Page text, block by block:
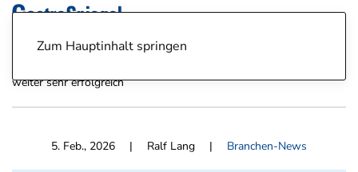
Zum Hauptinhalt springen
weiter sehr erfolgreich
5. Feb., 2026 | Ralf Lang | Branchen-News